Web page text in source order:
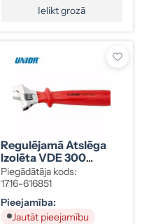
Ielikt grozā
Regulējamā Atslēga
Izolēta VDE 300
250/1VDEDP
Piegādātāja kods:
1716-616851
Pieejamība:
Jautāt pieejamību